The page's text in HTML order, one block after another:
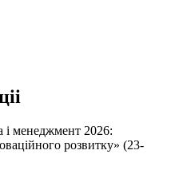
менеджмент 2026:
розвитку» (23-